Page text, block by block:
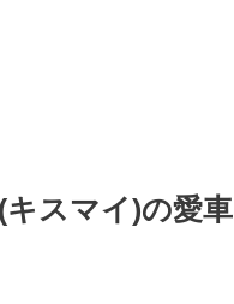
キスマイ)の愛